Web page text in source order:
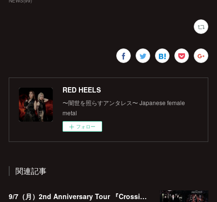
RED HEELS
〜闇世を照らすアンタレス〜 Japanese female
metal
フォロー
関連記事
9/7（月）2nd Anniversary Tour 『Crossing Rays @ KYOTO』